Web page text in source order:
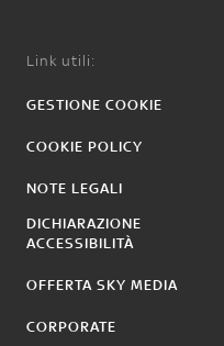
Link utili:
GESTIONE COOKIE
COOKIE POLICY
NOTE LEGALI
DICHIARAZIONE
ACCESSIBILITÀ
OFFERTA SKY MEDIA
CORPORATE